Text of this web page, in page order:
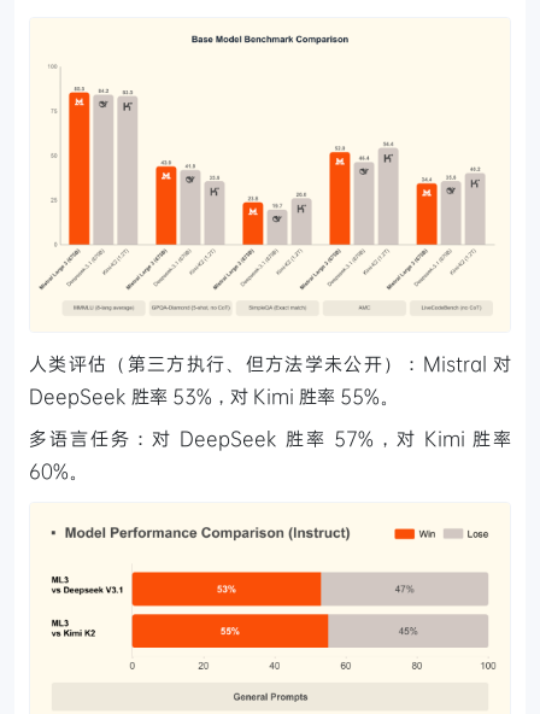
人类评估（第三方执行、但方法学未公开）：Mistral 对
DeepSeek 胜率 53%，对 Kimi 胜率 55%。
多语言任务：对 DeepSeek 胜率 57%，对 Kimi 胜率
60%。